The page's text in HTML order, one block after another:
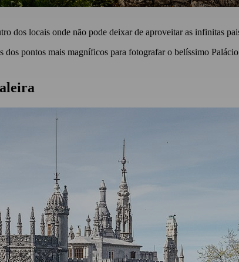
dos locais onde não pode deixar de aproveitar as infinitas
dos pontos mais magníficos para fotografar o belíssimo Palácio